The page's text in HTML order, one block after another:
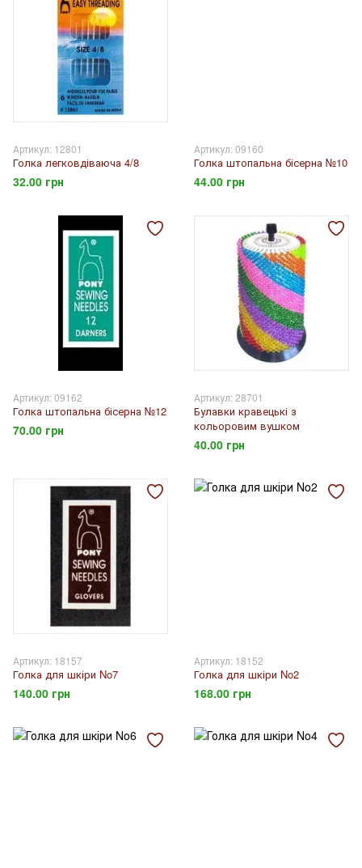
Артикул: 12801
Голка легковдіваюча 4/8
32.00 грн
Артикул: 09160
Голка штопальна бісерна №10
44.00 грн
Артикул: 09162
Голка штопальна бісерна №12
70.00 грн
Артикул: 28701
Булавки кравецькі з
кольоровим вушком
40.00 грн
Артикул: 18157
Голка для шкіри No7
140.00 грн
Артикул: 18152
Голка для шкіри No2
168.00 грн